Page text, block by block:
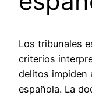
Los tribunales
criterios
delitos impiden
española. La